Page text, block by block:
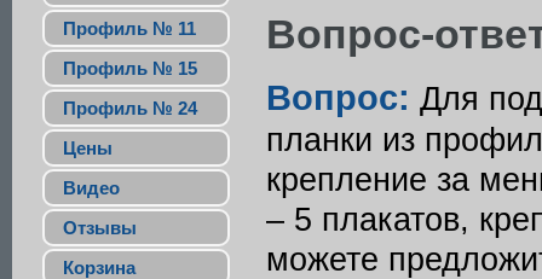
Профиль № 11
Профиль № 15
Профиль № 24
Цены
Видео
Отзывы
Корзина
Вопрос-
Вопрос: Для
планки из
крепление за
– 5 плакатов,
можете